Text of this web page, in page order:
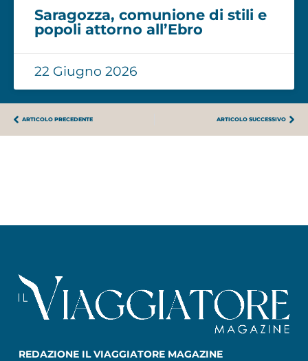
Saragozza, comunione di stili e
popoli attorno all’Ebro
22 Giugno 2026
ARTICOLO PRECEDENTE ARTICOLO SUCCESSIVO
REDAZIONE IL VIAGGIATORE MAGAZINE